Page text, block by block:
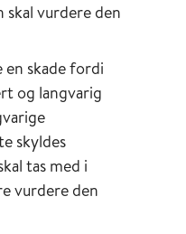
vurdere den
en skade fordi
og langvarig
skyldes
tas med i
vurdere den